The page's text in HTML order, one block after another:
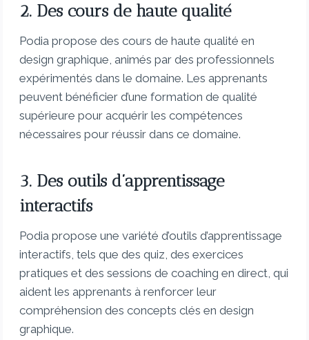
2. Des cours de haute qualité
Podia propose des cours de haute qualité en
design graphique, animés par des professionnels
expérimentés dans le domaine. Les apprenants
peuvent bénéficier d’une formation de qualité
supérieure pour acquérir les compétences
nécessaires pour réussir dans ce domaine.
3. Des outils d’apprentissage
interactifs
Podia propose une variété d’outils d’apprentissage
interactifs, tels que des quiz, des exercices
pratiques et des sessions de coaching en direct, qui
aident les apprenants à renforcer leur
compréhension des concepts clés en design
graphique.